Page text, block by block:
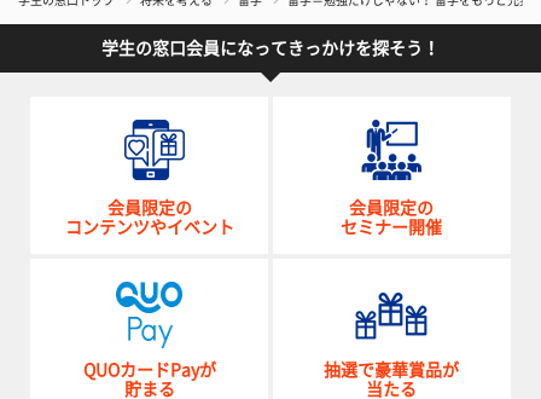
学生の窓口会員になってきっかけを探そう！
会員限定の
コンテンツやイベント
会員限定の
セミナー開催
QUOカードPayが
貯まる
抽選で豪華賞品が
当たる